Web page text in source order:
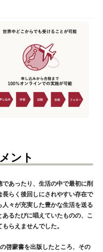
ント
あったり、生活の中で最初に削
らく後回しにされやすい存在で
々が充実した豊かな生活を送る
るたびに唱えていたものの、こ
らえませんでした。
啓蒙書を出版したところ、その